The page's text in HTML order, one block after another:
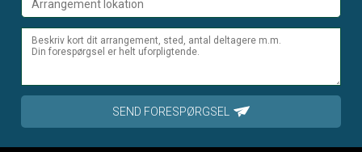
SEND FORESPØRGSEL